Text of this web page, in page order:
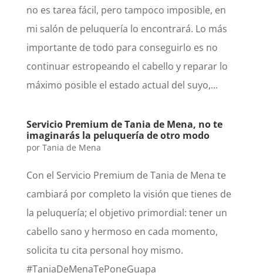
no es tarea fácil, pero tampoco imposible, en
mi salón de peluquería lo encontrará. Lo más
importante de todo para conseguirlo es no
continuar estropeando el cabello y reparar lo
máximo posible el estado actual del suyo,...
Servicio Premium de Tania de Mena, no te
imaginarás la peluquería de otro modo
por Tania de Mena
Con el Servicio Premium de Tania de Mena te
cambiará por completo la visión que tienes de
la peluquería; el objetivo primordial: tener un
cabello sano y hermoso en cada momento,
solicita tu cita personal hoy mismo.
#TaniaDeMenaTePoneGuapa